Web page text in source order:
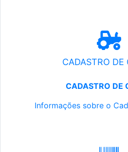
CADASTRO DE
CADASTRO DE
Informações sobre o